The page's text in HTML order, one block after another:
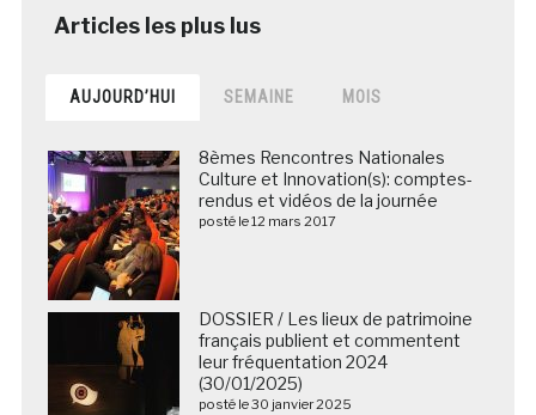
AUJOURD’HUI SEMAINE MOIS
8èmes Rencontres Nationales
Culture et Innovation(s): comptes-
rendus et vidéos de la journée
posté le 12 mars 2017
DOSSIER / Les lieux de patrimoine
français publient et commentent
leur fréquentation 2024
(30/01/2025)
posté le 30 janvier 2025